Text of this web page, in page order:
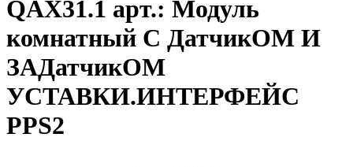
QAX31.1 арт.: Модуль
комнатный С ДатчикОМ И
ЗАДатчикОМ
УСТАВКИ.ИНТЕРФЕЙС
PPS2